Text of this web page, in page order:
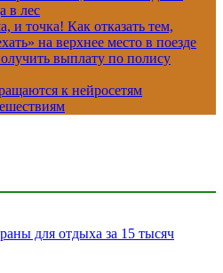
в лес
точка! Как отказать тем,
на верхнее место в поезде
выплату по полису
к нейросетям
для отдыха за 15 тысяч